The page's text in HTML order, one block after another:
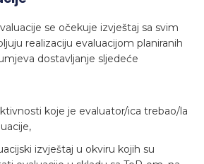
se očekuje izvještaj sa svim
realizaciju evaluacijom planiranih
dostavljanje sljedeće
koje je evaluator/ica trebao/la
izvještaj u okviru kojih su